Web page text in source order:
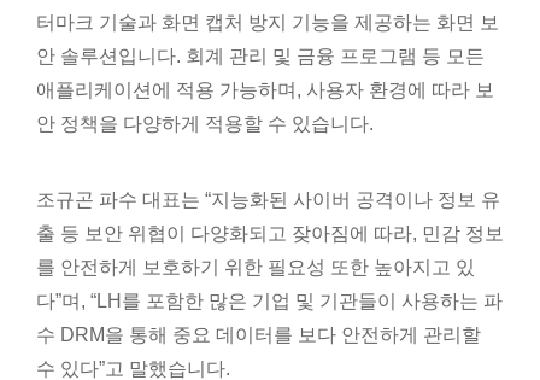
터마크 기술과 화면 캡처 방지 기능을 제공하는 화면 보
안 솔루션입니다. 회계 관리 및 금융 프로그램 등 모든
애플리케이션에 적용 가능하며, 사용자 환경에 따라 보
안 정책을 다양하게 적용할 수 있습니다.
조규곤 파수 대표는 “지능화된 사이버 공격이나 정보 유
출 등 보안 위협이 다양화되고 잦아짐에 따라, 민감 정보
를 안전하게 보호하기 위한 필요성 또한 높아지고 있
다”며, “LH를 포함한 많은 기업 및 기관들이 사용하는 파
수 DRM을 통해 중요 데이터를 보다 안전하게 관리할
수 있다”고 말했습니다.